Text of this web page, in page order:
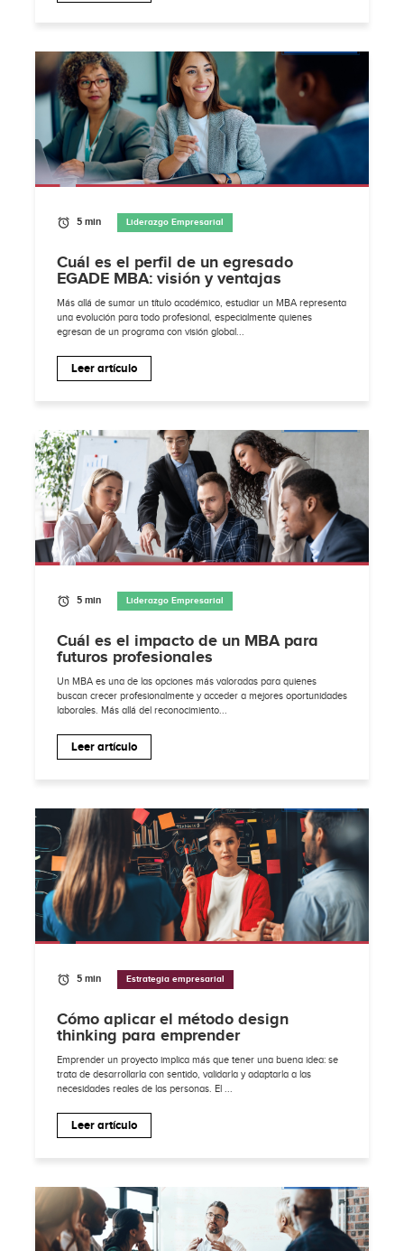
5 min Liderazgo Empresarial
Cuál es el perfil de un egresado
EGADE MBA: visión y ventajas
Más allá de sumar un título académico, estudiar un MBA representa
una evolución para todo profesional, especialmente quienes
egresan de un programa con visión global...
Leer artículo
5 min Liderazgo Empresarial
Cuál es el impacto de un MBA para
futuros profesionales
Un MBA es una de las opciones más valoradas para quienes
buscan crecer profesionalmente y acceder a mejores oportunidades
laborales. Más allá del reconocimiento...
Leer artículo
5 min Estrategia empresarial
Cómo aplicar el método design
thinking para emprender
Emprender un proyecto implica más que tener una buena idea: se
trata de desarrollarla con sentido, validarla y adaptarla a las
necesidades reales de las personas. El ...
Leer artículo